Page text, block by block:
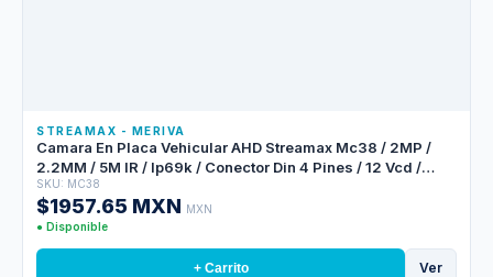
STREAMAX - MERIVA
Camara En Placa Vehicular AHD Streamax Mc38 / 2MP /
2.2MM / 5M IR / Ip69k / Conector Din 4 Pines / 12 Vcd /
Exterior
SKU: MC38
$1957.65 MXN MXN
● Disponible
+ Carrito Ver